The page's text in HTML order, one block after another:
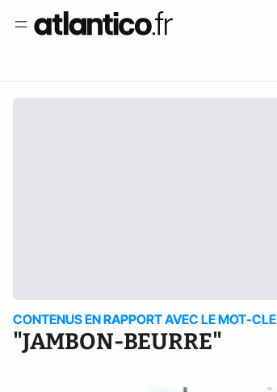
CONTENUS EN RAPPORT AVEC LE MOT-CLE
"JAMBON-BEURRE"